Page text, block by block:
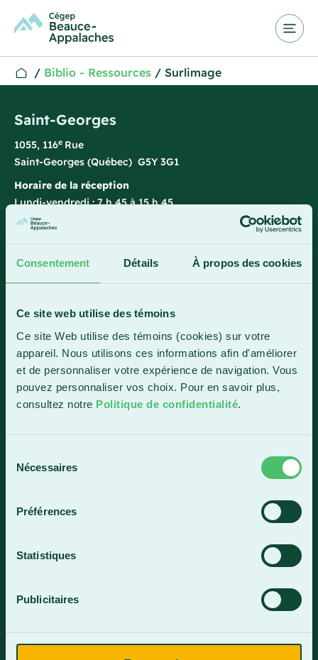
Consentement Détails À propos des cookies
Ce site web utilise des témoins
Ce site Web utilise des témoins (cookies) sur votre
appareil. Nous utilisons ces informations afin d'améliorer
et de personnaliser votre expérience de navigation. Vous
pouvez personnaliser vos choix. Pour en savoir plus,
consultez notre Politique de confidentialité.
Nécessaires
Préférences
Statistiques
Publicitaires
/ Biblio - Ressources / Surlimage
Saint-Georges
1055, 116e Rue
Saint-Georges (Québec) G5Y 3G1
Horaire de la réception
Lundi-vendredi : 7 h 45 à 15 h 45
418 228-8896
Sainte-Marie
1150, boul. Vachon Nord
Sainte-Marie (Québec) G6E 0R1
Horaire de la réception
Lundi-vendredi : 7 h 30 à 15 h 30
418 387-8896
Lac-Mégantic
Lac-Mégantic (Québec) G6B 3B4
Lundi-vendredi : 8 h à 16 h